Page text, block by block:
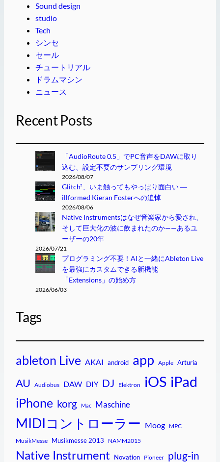
Sound design
studio
Tech
シンセ
セール
チュートリアル
ドラムマシン
ニュース
Recent Posts
「AudioRoute 0.5」でPC音声をDAWに取り
込む、設定不要のサンプリング環境
2026/08/07
Glitch²、いま触ってもやっぱり面白い ―
illformed Kieran Fosterへの追悼
2026/08/06
Native Instrumentsはなぜ音楽家から愛され、
そして巨大化の波に飲まれたのか——あるユ
ーザーの20年
2026/07/21
プログラミング不要！AIと一緒にAbleton Live
を最強にカスタムできる新機能
「Extensions」の始め方
2026/06/03
Tags
ableton Live AKAI android app Apple Arturia
AU Audiobus DAW DIY DJ Elektron iOS iPad
iPhone korg Mac Maschine
MIDIコントローラー Moog MPC
MusikMesse Musikmesse 2013 NAMM2015
Native Instrument Novation Pioneer plug-in